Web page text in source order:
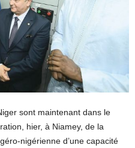
sont maintenant dans le
hier, à Niamey, de la
nigérienne d’une capacité